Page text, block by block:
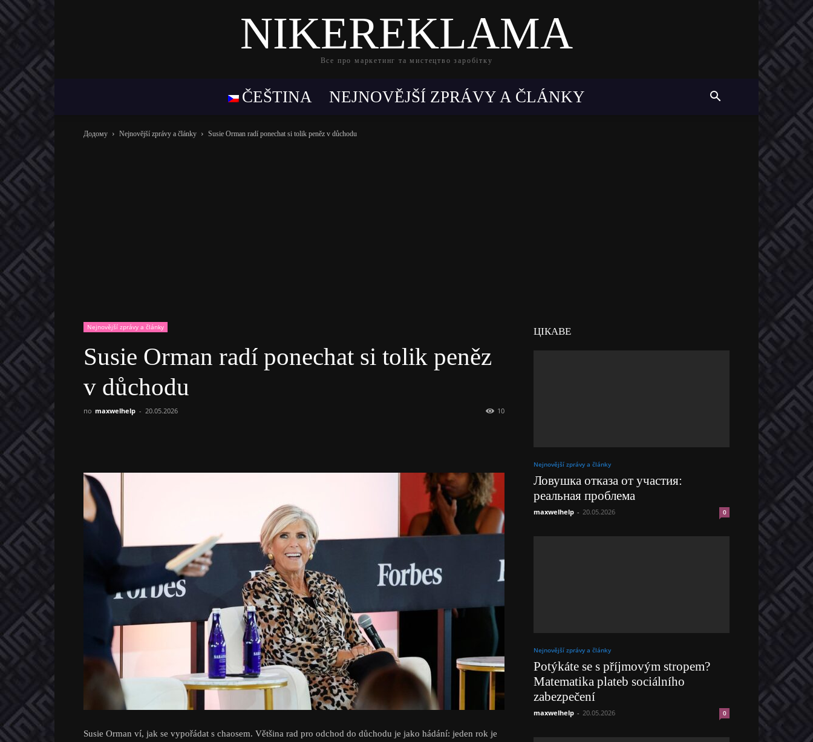
NIKEREKLAMA
Все про маркетинг та мистецтво заробітку
ČEŠTINA NEJNOVĚJŠÍ ZPRÁVY A ČLÁNKY
Додому Nejnovější zprávy a články Susie Orman radí ponechat si tolik peněz v důchodu
Nejnovější zprávy a články
Susie Orman radí ponechat si tolik peněz
v důchodu
по maxwelhelp - 20.05.2026 10
Susie Orman ví, jak se vypořádat s chaosem. Většina rad pro odchod do důchodu je jako hádání: jeden rok je
ЦІКАВЕ
Nejnovější zprávy a články
Ловушка отказа от участия:
реальная проблема
maxwelhelp - 20.05.2026 0
Nejnovější zprávy a články
Potýkáte se s příjmovým stropem?
Matematika plateb sociálního
zabezpečení
maxwelhelp - 20.05.2026 0